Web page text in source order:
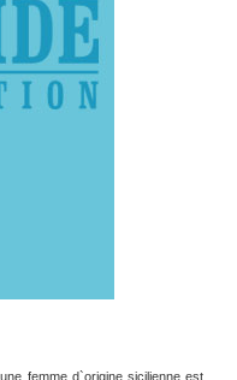
femme d`origine sicilienne est